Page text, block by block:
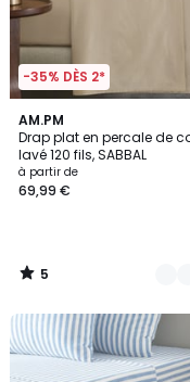
-35% DÈS 2*
AM.PM
Drap plat en percale de
lavé 120 fils, SABBAL
à partir de
69,99 €
5
/
5
9
Couleurs
5
/